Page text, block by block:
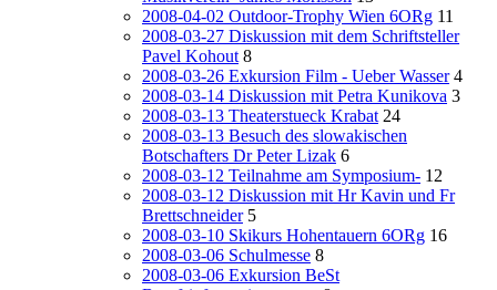
2008-04-02 Outdoor-Trophy Wien 6ORg 11
2008-03-27 Diskussion mit dem Schriftsteller
Pavel Kohout 8
2008-03-26 Exkursion Film - Ueber Wasser 4
2008-03-14 Diskussion mit Petra Kunikova 3
2008-03-13 Theaterstueck Krabat 24
2008-03-13 Besuch des slowakischen
Botschafters Dr Peter Lizak 6
2008-03-12 Teilnahme am Symposium- 12
2008-03-12 Diskussion mit Hr Kavin und Fr
Brettschneider 5
2008-03-10 Skikurs Hohentauern 6ORg 16
2008-03-06 Schulmesse 8
2008-03-06 Exkursion BeSt